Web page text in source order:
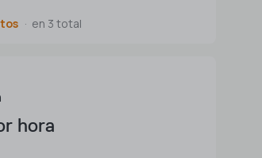
en 3 total
hora